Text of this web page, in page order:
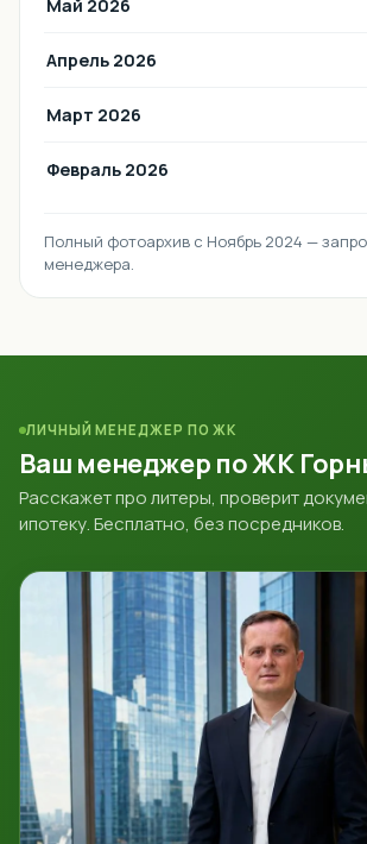
Май 2026
Апрель 2026
Март 2026
Февраль 2026
Полный фотоархив с Ноябрь 2024 —
менеджера.
ЛИЧНЫЙ МЕНЕДЖЕР ПО ЖК
Ваш менеджер по ЖК
Расскажет про литеры, проверит
ипотеку. Бесплатно, без посредников.